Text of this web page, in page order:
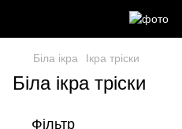
Біла ікра Ікра тріски
Біла ікра тріски
Фільтр